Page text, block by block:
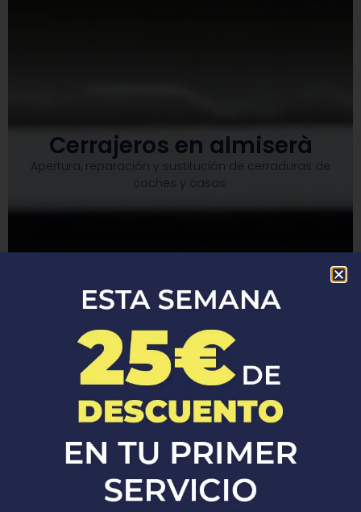
Cerrajeros en almiserà
Apertura, reparación y sustitución de cerraduras de
coches y casas.​